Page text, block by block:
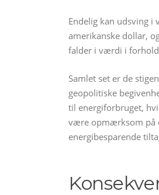
Endelig kan udsving i
amerikanske dollar,
falder i værdi i
Samlet set er de
geopolitiske
til energiforbruget,
være opmærksom på
energibesparende